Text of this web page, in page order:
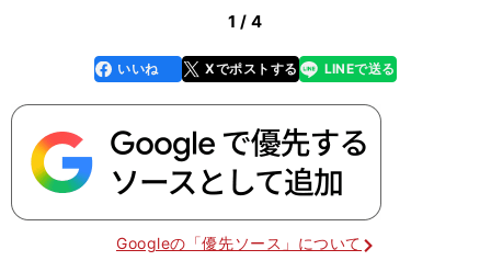
1 / 4
faceboo
k
いいね Xでポストする
line LINEで送る
Googleの「優先ソース」について